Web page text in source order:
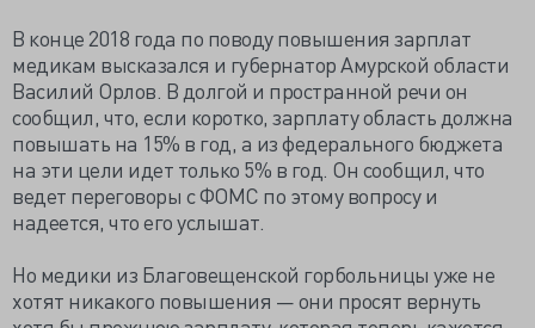
В конце 2018 года по поводу повышения зарплат
медикам высказался и губернатор Амурской области
Василий Орлов. В долгой и пространной речи он
сообщил, что, если коротко, зарплату область должна
повышать на 15% в год, а из федерального бюджета
на эти цели идет только 5% в год. Он сообщил, что
ведет переговоры с ФОМС по этому вопросу и
надеется, что его услышат.
Но медики из Благовещенской горбольницы уже не
хотят никакого повышения — они просят вернуть